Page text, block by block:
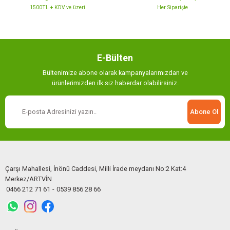
1500TL + KDV ve üzeri Her Siparişte
E-Bülten
Bültenimize abone olarak kampanyalarımızdan ve
ürünlerimizden ilk siz haberdar olabilirsiniz.
Abone Ol
Çarşı Mahallesi, İnönü Caddesi, Milli İrade meydanı No:2 Kat:4
Merkez/ARTVİN
0466 212 71 61 - 0539 856 28 66